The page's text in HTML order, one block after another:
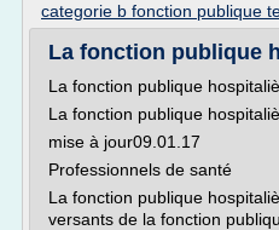
categorie b fonction publique
La fonction publique
La fonction publique
La fonction publique
mise à jour09.01.17
Professionnels de santé
La fonction publique
versants de la fonction